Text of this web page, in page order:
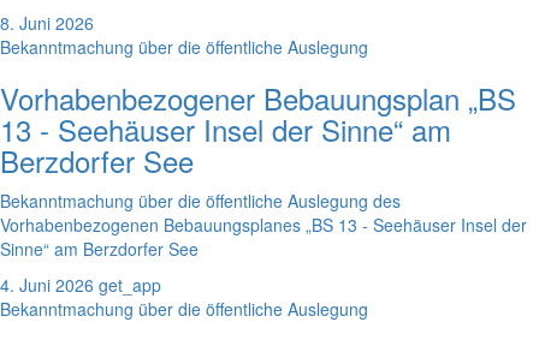
8. Juni 2026
Bekanntmachung über die öffentliche Auslegung
Vorhabenbezogener Bebauungsplan „BS
13 - Seehäuser Insel der Sinne“ am
Berzdorfer See
Bekanntmachung über die öffentliche Auslegung des
Vorhabenbezogenen Bebauungsplanes „BS 13 - Seehäuser Insel der
Sinne“ am Berzdorfer See
4. Juni 2026 get_app
Bekanntmachung über die öffentliche Auslegung